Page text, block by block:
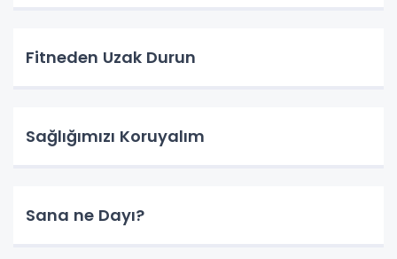
Fitneden Uzak Durun
Sağlığımızı Koruyalım
Sana ne Dayı?